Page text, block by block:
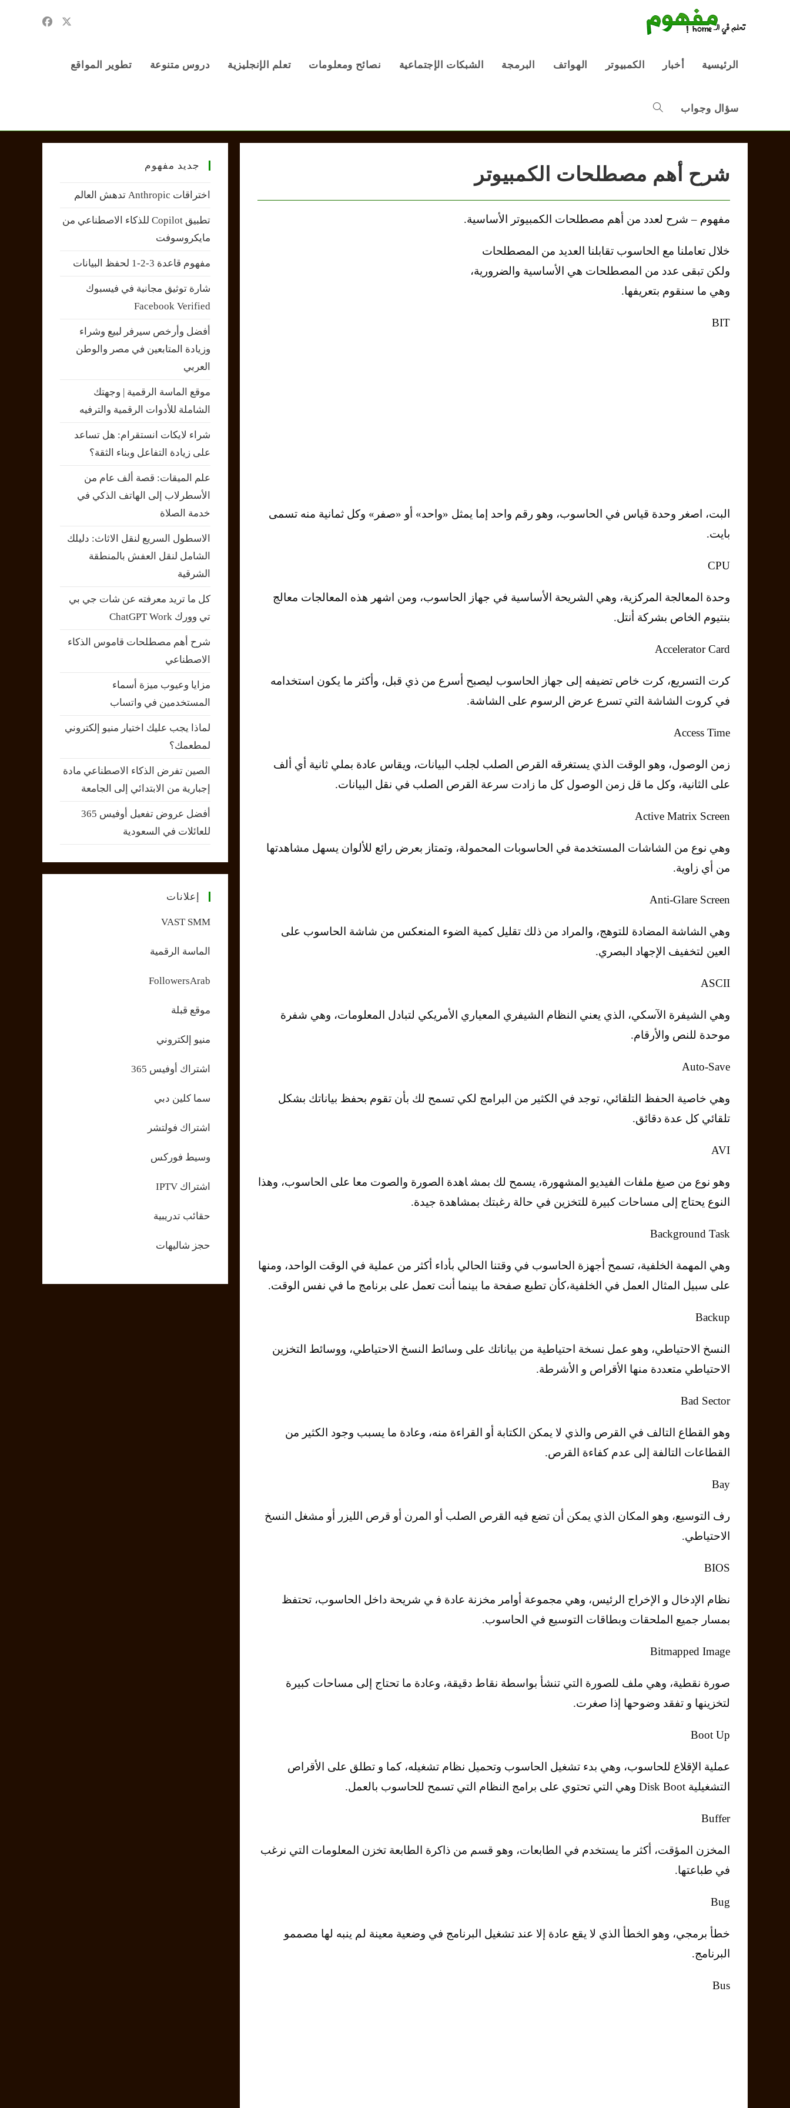
الرئيسية أخبار الكمبيوتر الهواتف البرمجة الشبكات الإجتماعية نصائح ومعلومات تعلم الإنجليزية دروس متنوعة تطوير المواقع
سؤال وجواب Toggle
شرح أهم مصطلحات الكمبيوتر
مفهوم – شرح لعدد من أهم مصطلحات الكمبيوتر الأساسية.
خلال تعاملنا مع الحاسوب تقابلنا العديد من المصطلحات
ولكن تبقى عدد من المصطلحات هي الأساسية والضرورية،
وهي ما سنقوم بتعريفها.
BIT
اﻟﺒﺖ، اﺻﻐﺮ وﺣﺪة ﻗﻴﺎس ﻓﻲ اﻟﺤﺎﺳﻮب، وﻫﻮ رﻗﻢ واﺣﺪ إﻣﺎ ﻳﻤﺜﻞ «واﺣﺪ» أو «ﺻﻔﺮ» وﻛﻞ ﺛﻤﺎﻧﻴﺔ ﻣﻨﻪ ﺗﺴﻤﻰ
ﺑﺎﻳﺖ.
CPU
وﺣﺪة اﻟﻤﻌﺎﻟﺠﺔ اﻟﻤﺮﻛﺰﻳﺔ، وﻫﻲ اﻟﺸﺮﻳﺤﺔ اﻷﺳﺎﺳﻴﺔ ﻓﻲ ﺟﻬﺎز اﻟﺤﺎﺳﻮب، وﻣﻦ اﺷﻬﺮ ﻫﺬه اﻟﻤﻌﺎﻟﺠﺎت ﻣﻌﺎﻟﺞ
ﺑﻨﺘﻴﻮم اﻟﺨﺎص ﺑﺸﺮﻛﺔ أﻧﺘﻞ.
Accelerator Card
ﻛﺮت اﻟﺘﺴﺮﻳﻊ، ﻛﺮت ﺧﺎص ﺗﻀﻴﻔﻪ إﻟﻰ ﺟﻬﺎز اﻟﺤﺎﺳﻮب ﻟﻴﺼﺒﺢ أﺳﺮع ﻣﻦ ذي ﻗﺒﻞ، وأﻛﺜﺮ ﻣﺎ ﻳﻜﻮن اﺳﺘﺨﺪاﻣﻪ
ﻓﻲ ﻛﺮوت اﻟﺸﺎﺷﺔ اﻟﺘﻲ ﺗﺴﺮع ﻋﺮض اﻟﺮﺳﻮم ﻋﻠﻰ اﻟﺸﺎﺷﺔ.
Access Time
زﻣﻦ اﻟﻮﺻﻮل، وﻫﻮ اﻟﻮﻗﺖ اﻟﺬي يستغرقه اﻟﻘﺮص اﻟﺼﻠﺐ ﻟﺠﻠﺐ اﻟﺒﻴﺎﻧﺎت، وﻳﻘﺎس ﻋﺎدة ﺑﻤﻠﻲ ﺛﺎﻧﻴﺔ أي أﻟﻒ
ﻋﻠﻰ اﻟﺜﺎﻧﻴﺔ، وﻛﻞ ﻣﺎ ﻗﻞ زﻣﻦ اﻟﻮﺻﻮل ﻛﻞ ﻣﺎ زادت ﺳﺮﻋﺔ اﻟﻘﺮص اﻟﺼﻠﺐ ﻓﻲ ﻧﻘﻞ اﻟﺒﻴﺎﻧﺎت.
Active Matrix Screen
وﻫﻲ ﻧﻮع ﻣﻦ اﻟﺸﺎﺷﺎت اﻟﻤﺴﺘﺨﺪﻣﺔ ﻓﻲ اﻟﺤﺎﺳﻮﺑﺎت اﻟﻤﺤﻤﻮﻟﺔ، وﺗﻤﺘﺎز ﺑﻌﺮض راﺋﻊ ﻟﻸﻟﻮان ﻳﺴﻬﻞ ﻣﺸﺎﻫﺪﺗﻬﺎ
ﻣﻦ أي زاوﻳﺔ.
Anti-Glare Screen
وﻫﻲ اﻟﺸﺎﺷﺔ اﻟﻤﻀﺎدة ﻟﻠﺘﻮﻫﺞ، واﻟﻤﺮاد ﻣﻦ ذﻟﻚ ﺗﻘﻠﻴﻞ ﻛﻤﻴﺔ اﻟﻀﻮء اﻟﻤﻨﻌﻜﺲ ﻣﻦ ﺷﺎﺷﺔ اﻟﺤﺎﺳﻮب ﻋﻠﻰ
اﻟﻌﻴﻦ ﻟﺘﺨﻔﻴﻒ اﻹﺟﻬﺎد اﻟﺒﺼﺮي.
ASCII
وﻫﻲ اﻟﺸﻴﻔﺮة اﻵﺳﻜﻲ، اﻟﺬي ﻳﻌﻨﻲ اﻟﻨﻈﺎم اﻟﺸﻴﻔﺮي اﻟﻤﻌﻴﺎري اﻷﻣﺮﻳﻜﻲ ﻟﺘﺒﺎدل اﻟﻤﻌﻠﻮﻣﺎت، وﻫﻲ ﺷﻔﺮة
ﻣﻮﺣﺪة ﻟﻠﻨﺺ واﻷرﻗﺎم.
Auto-Save
وﻫﻲ ﺧﺎﺻﻴﺔ اﻟﺤﻔﻆ اﻟﺘﻠﻘﺎﺋﻲ، ﺗﻮﺟﺪ ﻓﻲ اﻟﻜﺜﻴﺮ ﻣﻦ اﻟﺒﺮاﻣﺞ ﻟﻜﻲ ﺗﺴﻤﺢ ﻟﻚ ﺑﺄن ﺗﻘﻮم ﺑﺤﻔﻆ ﺑﻴﺎﻧﺎﺗﻚ ﺑﺸﻜﻞ
ﺗﻠﻘﺎﺋﻲ ﻛﻞ ﻋﺪة دﻗﺎﺋﻖ.
AVI
وﻫﻮ ﻧﻮع ﻣﻦ ﺻﻴﻎ ﻣﻠﻔﺎت اﻟﻔﻴﺪﻳﻮ اﻟﻤﺸﻬﻮرة، ﻳﺴﻤﺢ ﻟﻚ ﺑﻤﺸ ﺎﻫﺪة اﻟﺼﻮرة واﻟﺼﻮت ﻣﻌﺎ ﻋﻠﻰ اﻟﺤﺎﺳﻮب، وﻫﺬا
اﻟﻨﻮع ﻳﺤﺘﺎج إﻟﻰ ﻣﺴﺎﺣﺎت ﻛﺒﻴﺮة ﻟﻠﺘﺨﺰﻳﻦ ﻓﻲ ﺣﺎﻟﺔ رﻏﺒﺘﻚ ﺑﻤﺸﺎﻫﺪة ﺟﻴﺪة.
Background Task
وﻫﻲ اﻟﻤﻬﻤﺔ اﻟﺨﻠﻔﻴﺔ، ﺗﺴﻤﺢ أﺟﻬﺰة اﻟﺤﺎﺳﻮب ﻓﻲ وﻗﺘﻨﺎ اﻟﺤﺎﻟﻲ ﺑﺄداء أﻛﺜﺮ ﻣﻦ ﻋﻤﻠﻴﺔ ﻓﻲ اﻟﻮﻗﺖ اﻟﻮاﺣﺪ، وﻣﻨﻬﺎ
ﻋﻠﻰ ﺳﺒﻴﻞ اﻟﻤﺜﺎل اﻟﻌﻤﻞ ﻓﻲ اﻟﺨﻠﻔﻴﺔ،ﻛﺄن ﺗﻄﺒﻊ ﺻﻔﺤﺔ ﻣﺎ ﺑﻴﻨﻤﺎ أﻧﺖ ﺗﻌﻤﻞ ﻋﻠﻰ ﺑﺮﻧﺎﻣﺞ ﻣﺎ ﻓﻲ ﻧﻔﺲ اﻟﻮﻗﺖ.
Backup
اﻟﻨﺴﺦ اﻻﺣﺘﻴﺎﻃﻲ، وﻫﻮ ﻋﻤﻞ ﻧﺴﺨﺔ اﺣﺘﻴﺎﻃﻴﺔ ﻣﻦ ﺑﻴﺎﻧﺎﺗﻚ ﻋﻠﻰ وﺳﺎﺋﻂ اﻟﻨﺴﺦ اﻻﺣﺘﻴﺎﻃﻲ، ووﺳﺎﺋﻂ اﻟﺘﺨﺰﻳﻦ
اﻻﺣﺘﻴﺎﻃﻲ ﻣﺘﻌﺪدة ﻣﻨﻬﺎ اﻷﻗﺮاص و اﻷﺷﺮﻃﺔ.
Bad Sector
وﻫﻮ اﻟﻘﻄﺎع اﻟﺘﺎﻟﻒ ﻓﻲ اﻟﻘﺮص واﻟﺬي ﻻ ﻳﻤﻜﻦ اﻟﻜﺘﺎﺑﺔ أو اﻟﻘﺮاءة ﻣﻨﻪ، وﻋﺎدة ﻣﺎ ﻳﺴﺒﺐ وﺟﻮد اﻟﻜﺜﻴﺮ ﻣﻦ
اﻟﻘﻄﺎﻋﺎت اﻟﺘﺎﻟﻔﺔ إﻟﻰ ﻋﺪم ﻛﻔﺎءة اﻟﻘﺮص.
Bay
رف اﻟﺘﻮﺳﻴﻊ، وﻫﻮ اﻟﻤﻜﺎن اﻟﺬي ﻳﻤﻜﻦ أن ﺗﻀﻊ ﻓﻴﻪ اﻟﻘﺮص اﻟﺼﻠﺐ أو اﻟﻤﺮن أو ﻗﺮص اﻟﻠﻴﺰر أو ﻣﺸﻐﻞ اﻟﻨﺴﺦ
اﻻﺣﺘﻴﺎﻃﻲ.
BIOS
ﻧﻈﺎم اﻹدﺧﺎل و اﻹﺧﺮاج اﻟﺮﺋﻴﺲ، وﻫﻲ ﻣﺠﻤﻮﻋﺔ أواﻣﺮ ﻣﺨﺰﻧﺔ ﻋﺎدة ﻓ ﻲ ﺷﺮﻳﺤﺔ داﺧﻞ اﻟﺤﺎﺳﻮب، ﺗﺤﺘﻔﻆ
ﺑﻤﺴﺎر ﺟﻤﻴﻊ اﻟﻤﻠﺤﻘﺎت وﺑﻄﺎﻗﺎت اﻟﺘﻮﺳﻴﻊ ﻓﻲ اﻟﺤﺎﺳﻮب.
Bitmapped Image
ﺻﻮرة ﻧﻘﻄﻴﺔ، وهي ﻣﻠﻒ ﻟﻠﺼﻮرة اﻟﺘﻲ ﺗﻨﺸﺄ ﺑﻮاﺳﻄﺔ ﻧﻘﺎط دﻗﻴﻘﺔ، وﻋﺎدة ﻣﺎ ﺗﺤﺘﺎج إﻟﻰ ﻣﺴﺎﺣﺎت ﻛﺒﻴﺮة
ﻟﺘﺨﺰﻳﻨﻬﺎ و ﺗﻔﻘﺪ وﺿﻮﺣﻬﺎ إذا ﺻﻐﺮت.
Boot Up
ﻋﻤﻠﻴﺔ اﻹﻗﻼع ﻟﻠﺤﺎﺳﻮب، وﻫﻲ ﺑﺪء ﺗﺸﻐﻴﻞ اﻟﺤﺎﺳﻮب وﺗﺤﻤﻴﻞ ﻧﻈﺎم ﺗﺸﻐﻴﻠﻪ، ﻛﻤﺎ و ﺗﻄﻠﻖ ﻋﻠﻰ اﻷﻗﺮاص
اﻟﺘﺸﻐﻴﻠﻴﺔ Disk Boot وﻫﻲ اﻟﺘﻲ ﺗﺤﺘﻮي ﻋﻠﻰ ﺑﺮاﻣﺞ اﻟﻨﻈﺎم اﻟﺘﻲ ﺗﺴﻤﺢ ﻟﻠﺤﺎﺳﻮب ﺑﺎﻟﻌﻤﻞ.
Buffer
اﻟﻤﺨﺰن اﻟﻤﺆﻗﺖ، أﻛﺜﺮ ﻣﺎ ﻳﺴﺘﺨﺪم ﻓﻲ اﻟﻄﺎﺑﻌﺎت، وﻫﻮ ﻗﺴﻢ ﻣﻦ ذاﻛﺮة اﻟﻄﺎﺑﻌﺔ ﺗﺨﺰن اﻟﻤﻌﻠﻮﻣﺎت اﻟﺘﻲ ﻧﺮﻏﺐ
ﻓﻲ ﻃﺒﺎﻋﺘﻬﺎ.
Bug
ﺧﻄﺄ ﺑﺮﻣﺠﻲ، وﻫﻮ اﻟﺨﻄﺄ اﻟﺬي ﻻ ﻳﻘﻊ ﻋﺎدة إﻻ ﻋﻨﺪ ﺗﺸﻐﻴﻞ اﻟﺒﺮﻧﺎﻣﺞ ﻓﻲ وﺿﻌﻴﺔ ﻣﻌﻴﻨﺔ ﻟﻢ ﻳﻨﺒﻪ ﻟﻬﺎ ﻣﺼﻤﻤﻮ
اﻟﺒﺮﻧﺎﻣﺞ.
Bus
جديد مفهوم
اختراقات Anthropic تدهش العالم
تطبيق Copilot للذكاء الاصطناعي من
مايكروسوفت
مفهوم قاعدة 3-2-1 لحفظ البيانات
شارة توثيق مجانية في فيسبوك
Facebook Verified
أفضل وأرخص سيرفر لبيع وشراء
وزيادة المتابعين في مصر والوطن
العربي
موقع الماسة الرقمية | وجهتك
الشاملة للأدوات الرقمية والترفيه
شراء لايكات انستقرام: هل تساعد
على زيادة التفاعل وبناء الثقة؟
علم الميقات: قصة ألف عام من
الأسطرلاب إلى الهاتف الذكي في
خدمة الصلاة
الاسطول السريع لنقل الاثاث: دليلك
الشامل لنقل العفش بالمنطقة
الشرقية
كل ما تريد معرفته عن شات جي بي
تي وورك ChatGPT Work
شرح أهم مصطلحات قاموس الذكاء
الاصطناعي
مزايا وعيوب ميزة أسماء
المستخدمين في واتساب
لماذا يجب عليك اختيار منيو إلكتروني
لمطعمك؟
الصين تفرض الذكاء الاصطناعي مادة
إجبارية من الابتدائي إلى الجامعة
أفضل عروض تفعيل أوفيس 365
للعائلات في السعودية
إعلانات
VAST SMM
الماسة الرقمية
FollowersArab
موقع قبلة
منيو إلكتروني
اشتراك أوفيس 365
سما كلين دبي
اشتراك فولتشر
وسيط فوركس
اشتراك IPTV
حقائب تدريبية
حجز شاليهات